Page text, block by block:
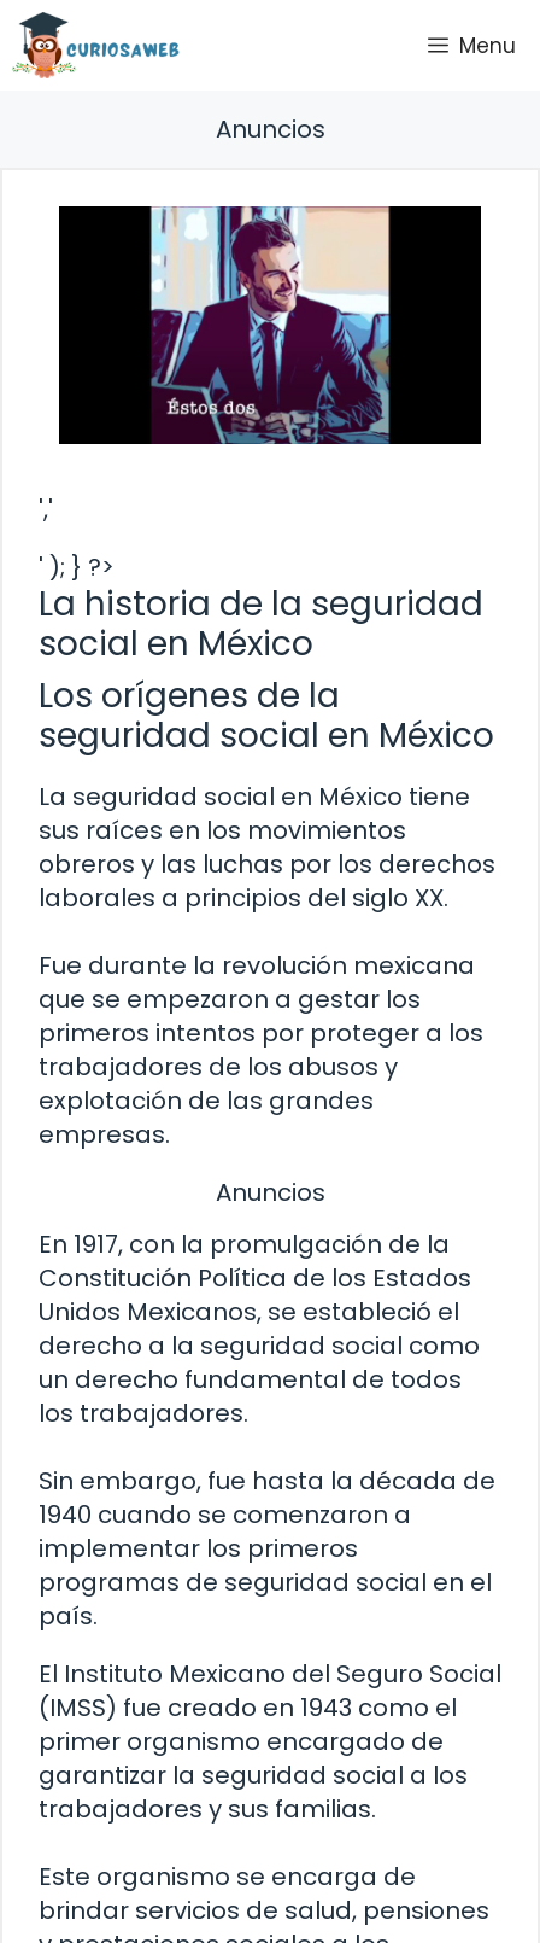
Saltar
contenido
Menu
Anuncios
','
' ); } ?>
La historia de la seguridad
social en México
Los orígenes de la
seguridad social en México
La seguridad social en México tiene
sus raíces en los movimientos
obreros y las luchas por los derechos
laborales a principios del siglo XX.
Fue durante la revolución mexicana
que se empezaron a gestar los
primeros intentos por proteger a los
trabajadores de los abusos y
explotación de las grandes
empresas.
Anuncios
En 1917, con la promulgación de la
Constitución Política de los Estados
Unidos Mexicanos, se estableció el
derecho a la seguridad social como
un derecho fundamental de todos
los trabajadores.
Sin embargo, fue hasta la década de
1940 cuando se comenzaron a
implementar los primeros
programas de seguridad social en el
país.
El Instituto Mexicano del Seguro Social
(IMSS) fue creado en 1943 como el
primer organismo encargado de
garantizar la seguridad social a los
trabajadores y sus familias.
Este organismo se encarga de
brindar servicios de salud, pensiones